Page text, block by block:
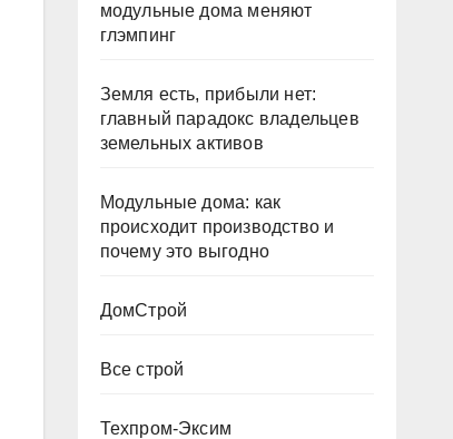
модульные дома меняют
глэмпинг
Земля есть, прибыли нет:
главный парадокс владельцев
земельных активов
Модульные дома: как
происходит производство и
почему это выгодно
ДомСтрой
Все строй
Техпром-Эксим